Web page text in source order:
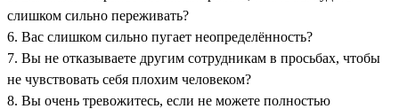
слишком сильно переживать?
6. Вас слишком сильно пугает неопределённость?
7. Вы не отказываете другим сотрудникам в просьбах, чтобы
не чувствовать себя плохим человеком?
8. Вы очень тревожитесь, если не можете полностью